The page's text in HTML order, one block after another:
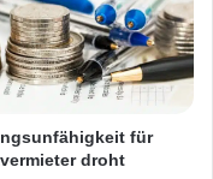
für
droht